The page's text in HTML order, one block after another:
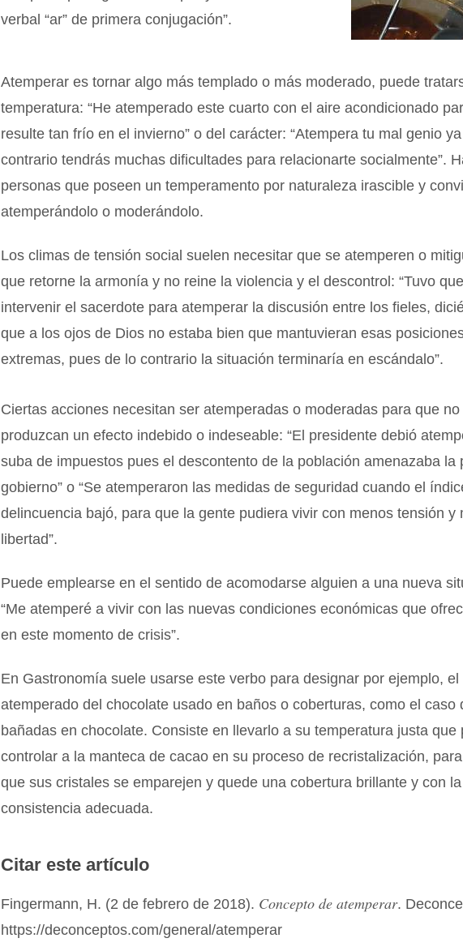
verbal “ar” de primera conjugación”.
Atemperar es tornar algo más templado o más moderado, puede
temperatura: “He atemperado este cuarto con el aire acondicionado
resulte tan frío en el invierno” o del carácter: “Atempera tu mal genio
contrario tendrás muchas dificultades para relacionarte socialmente”.
personas que poseen un temperamento por naturaleza irascible y
atemperándolo o moderándolo.
Los climas de tensión social suelen necesitar que se atemperen o
que retorne la armonía y no reine la violencia y el descontrol: “Tuvo que
intervenir el sacerdote para atemperar la discusión entre los fieles,
que a los ojos de Dios no estaba bien que mantuvieran esas
extremas, pues de lo contrario la situación terminaría en escándalo”.
Ciertas acciones necesitan ser atemperadas o moderadas para que no
produzcan un efecto indebido o indeseable: “El presidente debió
suba de impuestos pues el descontento de la población amenazaba la
gobierno” o “Se atemperaron las medidas de seguridad cuando el
delincuencia bajó, para que la gente pudiera vivir con menos tensión y
libertad”.
Puede emplearse en el sentido de acomodarse alguien a una nueva
“Me atemperé a vivir con las nuevas condiciones económicas que
en este momento de crisis”.
En Gastronomía suele usarse este verbo para designar por ejemplo, el
atemperado del chocolate usado en baños o coberturas, como el caso
bañadas en chocolate. Consiste en llevarlo a su temperatura justa que
controlar a la manteca de cacao en su proceso de recristalización,
que sus cristales se emparejen y quede una cobertura brillante y con la
consistencia adecuada.
Citar este artículo
Fingermann, H. (2 de febrero de 2018). Concepto de atemperar.
https://deconceptos.com/general/atemperar